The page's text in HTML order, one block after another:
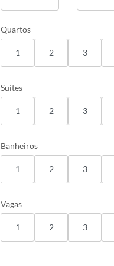
Quartos
1 2 3
Suítes
1 2 3
Banheiros
1 2 3
Vagas
1 2 3